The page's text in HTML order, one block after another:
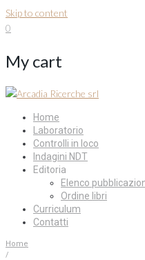
Skip to content
0
My cart
Home
Laboratorio
Controlli in loco
Indagini NDT
Editoria
Elenco
Ordine libri
Curriculum
Contatti
Home
/